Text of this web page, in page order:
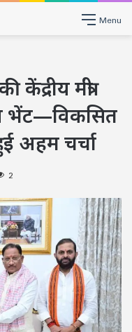
Menu
केंद्रीय मंत्री
भेंट—विकसित
अहम चर्चा
2